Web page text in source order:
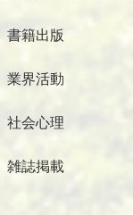
書籍出版
業界活動
社会心理
雑誌掲載